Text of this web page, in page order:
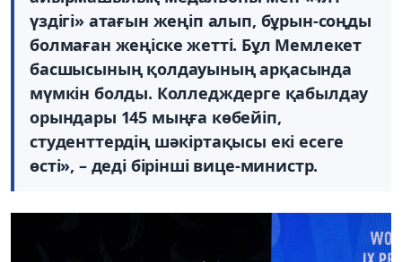
үздігі» атағын жеңіп алып, бұрын-соңды
болмаған жеңіске жетті. Бұл Мемлекет
басшысының қолдауының арқасында
мүмкін болды. Колледждерге қабылдау
орындары 145 мыңға көбейіп,
студенттердің шәкіртақысы екі есеге
өсті», – деді бірінші вице-министр.